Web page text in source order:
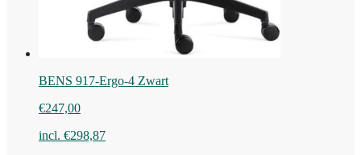
BENS 917-Ergo-4 Zwart
€247,00
incl. €298,87